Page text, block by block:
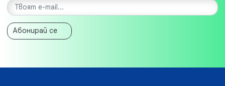
Абонирай се